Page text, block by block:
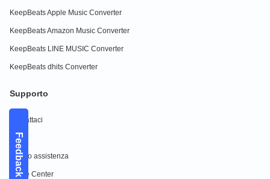
Feedback
KeepBeats Apple Music Converter
KeepBeats Amazon Music Converter
KeepBeats LINE MUSIC Converter
KeepBeats dhits Converter
Supporto
Contattaci
FAQs
Centro assistenza
Guide Center